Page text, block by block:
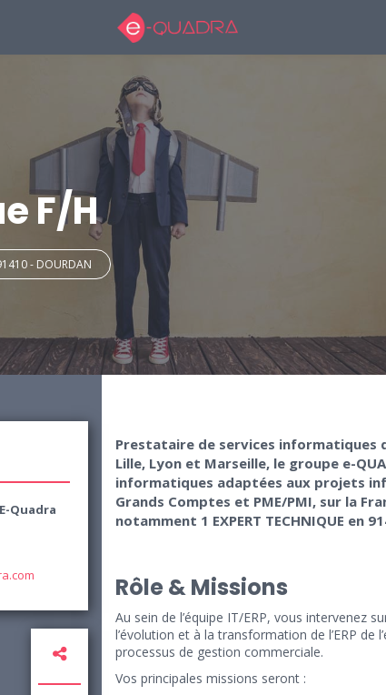
F/H
- DOURDAN
Prestataire de services informatiques
Lille, Lyon et Marseille, le groupe e-
informatiques adaptées aux projets
Grands Comptes et PME/PMI, sur la
notamment 1 EXPERT TECHNIQUE en
Rôle & Missions
Au sein de l’équipe IT/ERP, vous intervenez
l’évolution et à la transformation de l’ERP de
processus de gestion commerciale.
Vos principales missions seront :
E-Quadra